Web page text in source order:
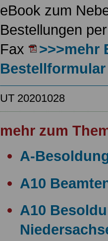
eBook zum
Bestellungen
Fax
>>>mehr
Bestellformular
UT 20201028
mehr zum
A-
A10
A10